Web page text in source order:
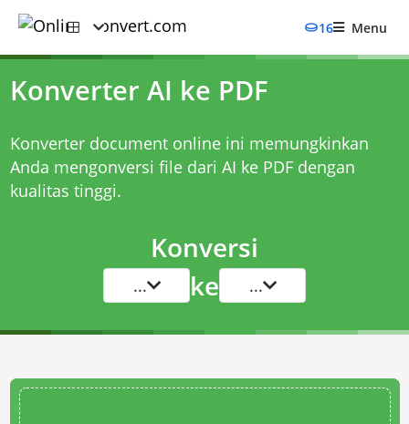
16 Menu
Konverter AI ke PDF
Konverter document online ini memungkinkan
Anda mengonversi file dari AI ke PDF dengan
kualitas tinggi.
Konversi
... ke ...